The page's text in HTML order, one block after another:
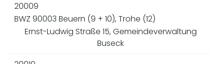
20009
BWZ 90003 Beuern (9 + 10), Trohe (12)
Ernst-Ludwig Straße 15, Gemeindeverwaltung
Buseck